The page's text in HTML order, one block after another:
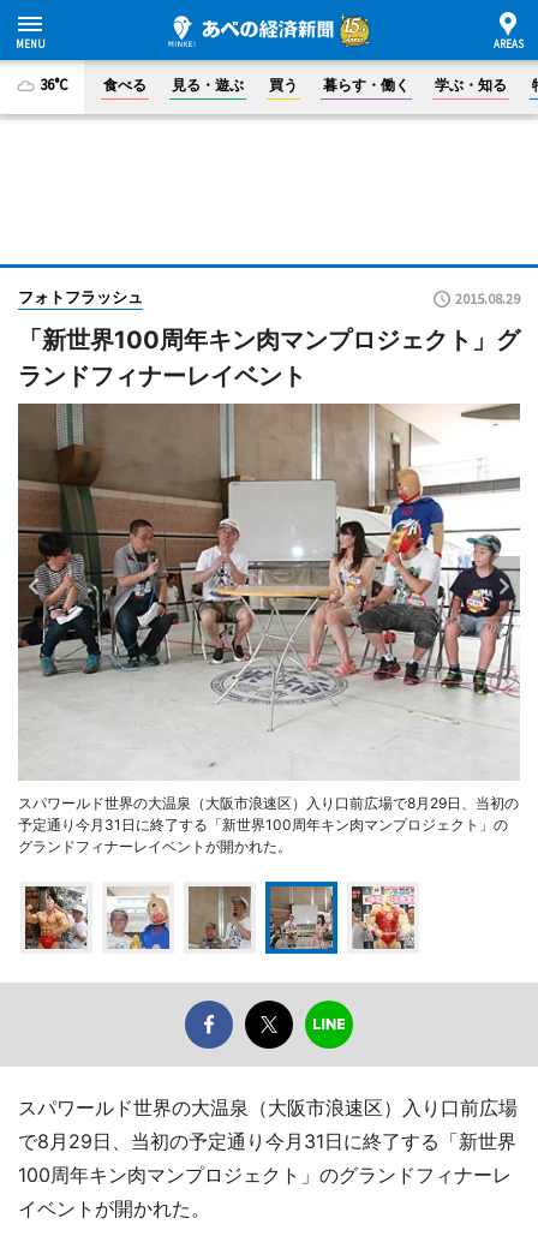
36°C 食べる 見る・遊ぶ 買う 暮らす・働く 学ぶ・知る
フォトフラッシュ 2015.08.29
「新世界100周年キン肉マンプロジェクト」グ
ランドフィナーレイベント
スパワールド世界の大温泉（大阪市浪速区）入り口前広場で8月29日、当初の
予定通り今月31日に終了する「新世界100周年キン肉マンプロジェクト」の
グランドフィナーレイベントが開かれた。
スパワールド世界の大温泉（大阪市浪速区）入り口前広場
で8月29日、当初の予定通り今月31日に終了する「新世界
100周年キン肉マンプロジェクト」のグランドフィナーレ
イベントが開かれた。